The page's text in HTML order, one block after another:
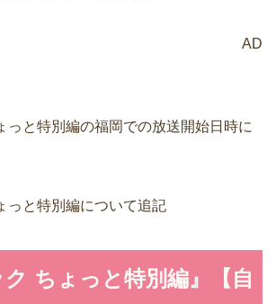
AD
っと特別編の福岡での放送開始日時に
っと特別編について追記
ク ちょっと特別編』【自